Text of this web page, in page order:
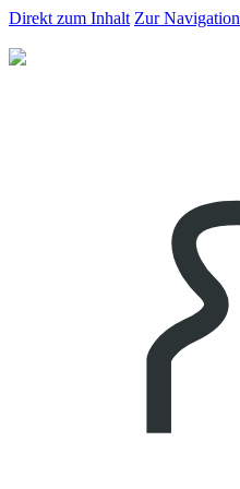
Direkt zum Inhalt Zur Navigation